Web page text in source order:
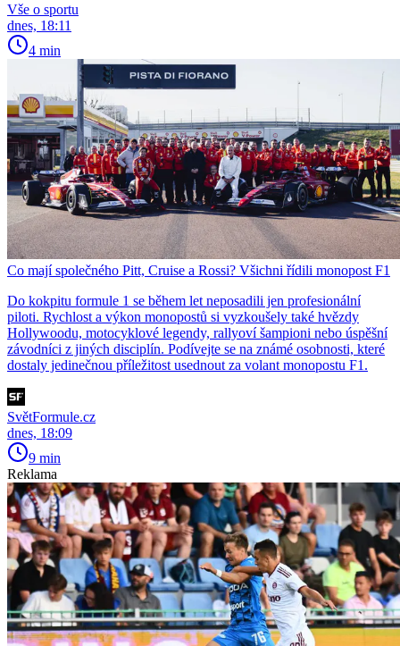
Vše o sportu
dnes, 18:11
4 min
Co mají společného Pitt, Cruise a Rossi? Všichni řídili monopost F1
Do kokpitu formule 1 se během let neposadili jen profesionální
piloti. Rychlost a výkon monopostů si vyzkoušely také hvězdy
Hollywoodu, motocyklové legendy, rallyoví šampioni nebo úspěšní
závodníci z jiných disciplín. Podívejte se na známé osobnosti, které
dostaly jedinečnou příležitost usednout za volant monopostu F1.
SvětFormule.cz
dnes, 18:09
9 min
Reklama